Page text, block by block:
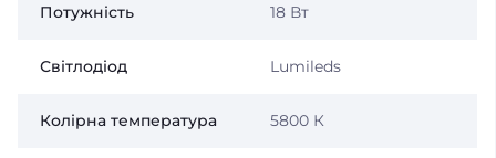
Потужність 18 Вт
Світлодіод Lumileds
Колірна температура 5800 К